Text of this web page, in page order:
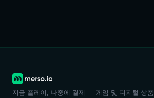
지금 플레이, 나중에 결제 — 게임 및 디지털 상품